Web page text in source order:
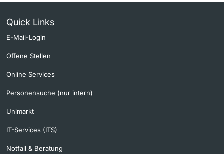
Quick Links
E-Mail-Login
Offene Stellen
Online Services
Personensuche (nur intern)
Unimarkt
IT-Services (ITS)
Notfall & Beratung